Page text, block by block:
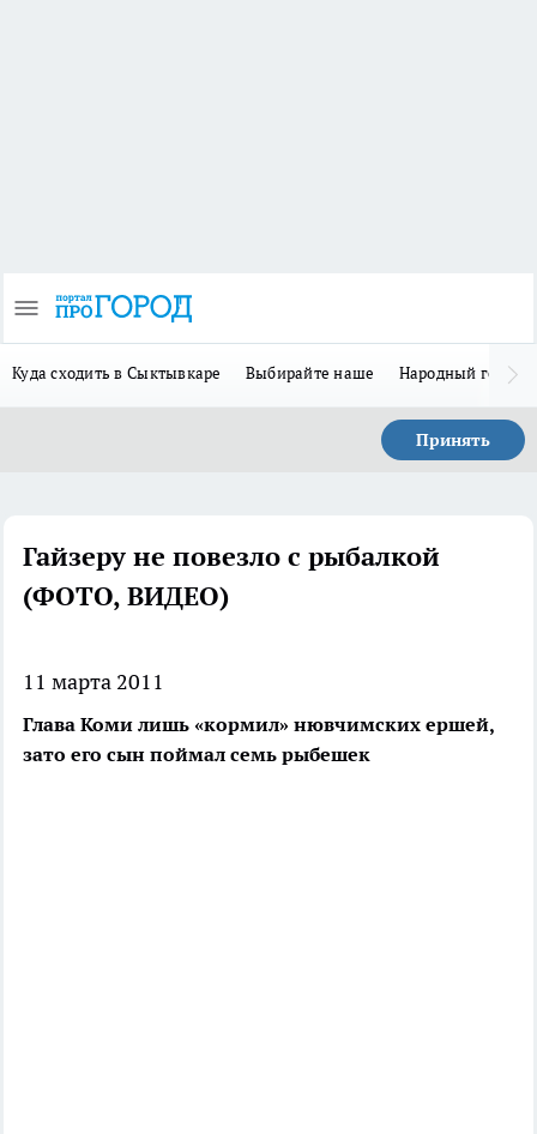
Куда сходить в Сыктывкаре Выбирайте наше Народный герой-
Принять
Гайзеру не повезло с рыбалкой
(ФОТО, ВИДЕО)
11 марта 2011
Глава Коми лишь «кормил» нювчимских ершей,
зато его сын поймал семь рыбешек